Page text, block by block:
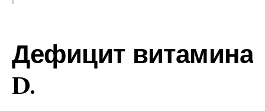
Дефицит витамина
D.